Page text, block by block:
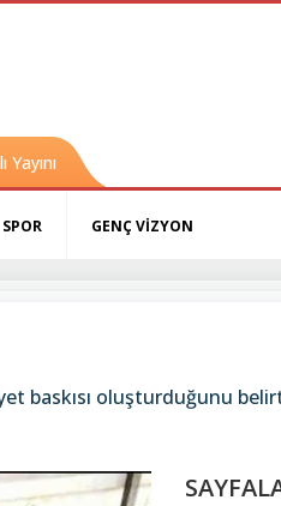
SPOR GENÇ VİZYON
baskısı oluşturduğunu